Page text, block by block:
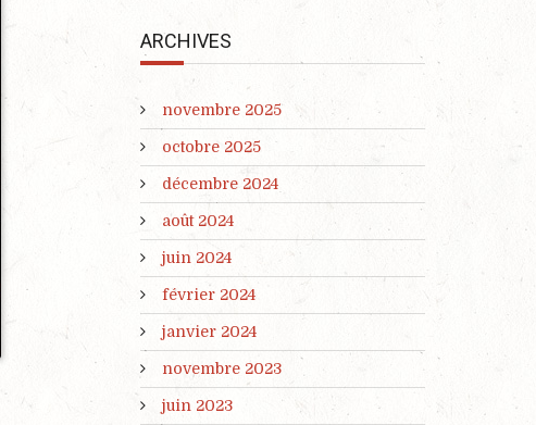
ARCHIVES
novembre 2025
octobre 2025
décembre 2024
août 2024
juin 2024
février 2024
janvier 2024
novembre 2023
juin 2023